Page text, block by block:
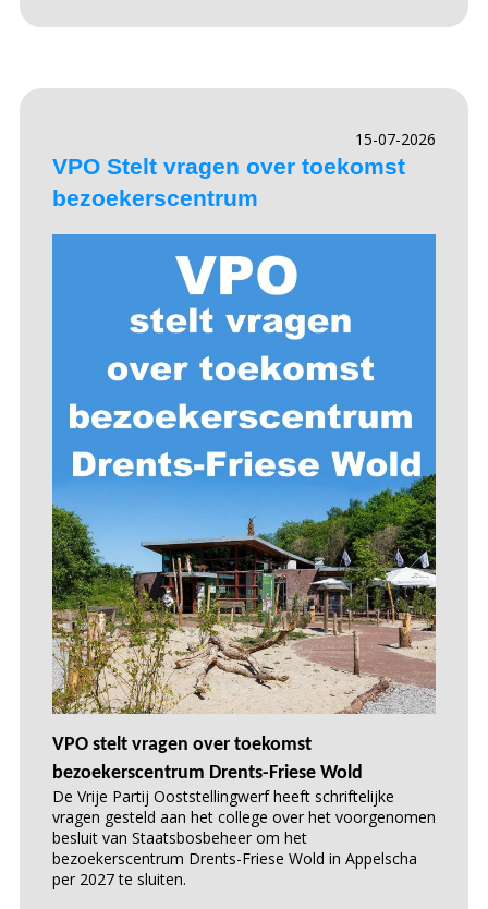
15-07-2026
VPO Stelt vragen over toekomst
bezoekerscentrum
VPO stelt vragen over toekomst
bezoekerscentrum Drents-Friese Wold
De Vrije Partij Ooststellingwerf heeft schriftelijke
vragen gesteld aan het college over het voorgenomen
besluit van Staatsbosbeheer om het
bezoekerscentrum Drents-Friese Wold in Appelscha
per 2027 te sluiten.